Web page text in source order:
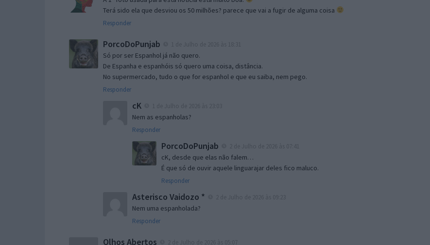
Terá sido ela que desviou os 50 milhões? parece que vai a fugir de alguma coisa
Responder
PorcoDoPunjab
Só por ser Espanhol já não quero.
De Espanha e espanhóis só quero uma coisa, distância.
No supermercado, tudo o que for espanhol e que eu saiba, nem pego.
Responder
cK
Nem as espanholas?
Responder
PorcoDoPunjab
cK, desde que elas não falem…
É que só de ouvir aquele linguarajar deles fico maluco.
Responder
Asterisco Vaidozo *
Nem uma espanholada?
Responder
Olhos Abertos